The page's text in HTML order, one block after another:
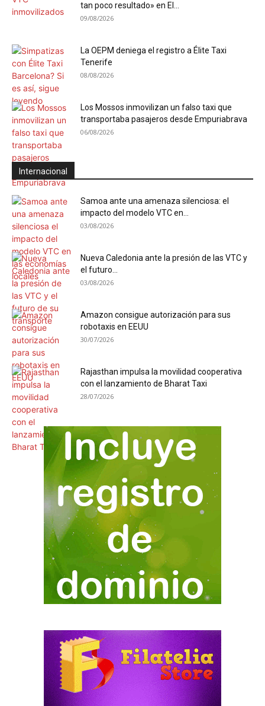
tan poco resultado» en El...
09/08/2026
La OEPM deniega el registro a Élite Taxi
Tenerife
08/08/2026
Los Mossos inmovilizan un falso taxi que
transportaba pasajeros desde Empuriabrava
06/08/2026
Internacional
Samoa ante una amenaza silenciosa: el
impacto del modelo VTC en...
03/08/2026
Nueva Caledonia ante la presión de las VTC y
el futuro...
03/08/2026
Amazon consigue autorización para sus
robotaxis en EEUU
30/07/2026
Rajasthan impulsa la movilidad cooperativa
con el lanzamiento de Bharat Taxi
28/07/2026